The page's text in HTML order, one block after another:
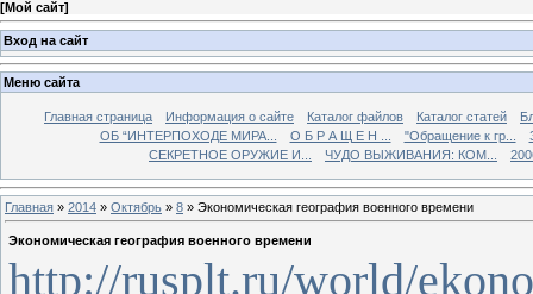
[Мой сайт]
Вход на сайт
Меню сайта
Главная страница Информация о сайте Каталог файлов Каталог статей
ОБ “ИНТЕРПОХОДЕ МИРА...
О Б Р А Щ Е Н ... "Обращение к гр...
СЕКРЕТНОЕ ОРУЖИЕ И...
ЧУДО ВЫЖИВАНИЯ: КОМ...
Главная » 2014 » Октябрь » 8 » Экономическая география военного времени
Экономическая география военного времени
http://rusplt.ru/world/